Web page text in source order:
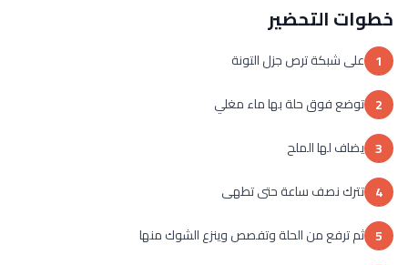
خطوات التحضير
1 على شبكة ترص جزل التونة
2 توضع فوق حلة بها ماء مغلي
3 يضاف لها الملح
4 تترك نصف ساعة حتى تطهى
5 ثم ترفع من الحلة وتفصص وينزع الشوك منها